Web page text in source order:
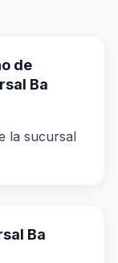
de
Ba
la sucursal
Ba